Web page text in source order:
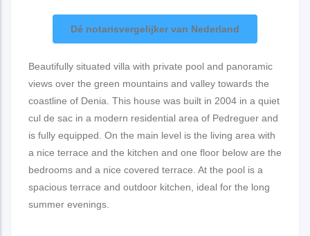
Dé notarisvergelijker van Nederland
Beautifully situated villa with private pool and panoramic
views over the green mountains and valley towards the
coastline of Denia. This house was built in 2004 in a quiet
cul de sac in a modern residential area of Pedreguer and
is fully equipped. On the main level is the living area with
a nice terrace and the kitchen and one floor below are the
bedrooms and a nice covered terrace. At the pool is a
spacious terrace and outdoor kitchen, ideal for the long
summer evenings.